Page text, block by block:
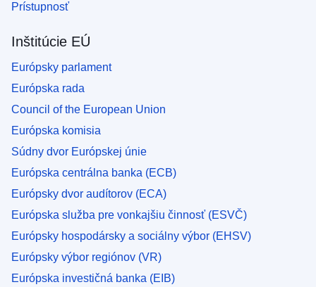
Prístupnosť
Inštitúcie EÚ
Európsky parlament
Európska rada
Council of the European Union
Európska komisia
Súdny dvor Európskej únie
Európska centrálna banka (ECB)
Európsky dvor audítorov (ECA)
Európska služba pre vonkajšiu činnosť (ESVČ)
Európsky hospodársky a sociálny výbor (EHSV)
Európsky výbor regiónov (VR)
Európska investičná banka (EIB)